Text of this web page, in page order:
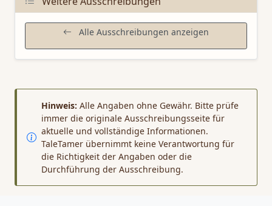
Alle Ausschreibungen anzeigen
Hinweis: Alle Angaben ohne Gewähr. Bitte prüfe
immer die originale Ausschreibungsseite für
aktuelle und vollständige Informationen.
TaleTamer übernimmt keine Verantwortung für
die Richtigkeit der Angaben oder die
Durchführung der Ausschreibung.